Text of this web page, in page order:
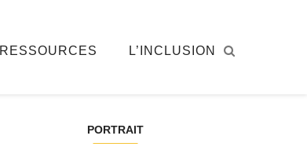
RESSOURCES L’INCLUSION
PORTRAIT